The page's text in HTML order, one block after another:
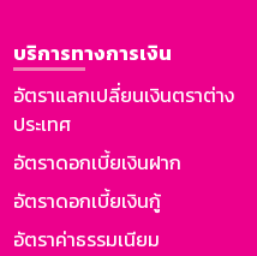
บริการทางการเงิน
อัตราแลกเปลี่ยนเงินตราต่าง
ประเทศ
อัตราดอกเบี้ยเงินฝาก
อัตราดอกเบี้ยเงินกู้
อัตราค่าธรรมเนียม